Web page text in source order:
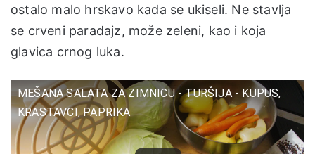
ostalo malo hrskavo kada se ukiseli. Ne stavlja
se crveni paradajz, može zeleni, kao i koja
glavica crnog luka.
MEŠANA SALATA ZA ZIMNICU - TURŠIJA - KUPUS,
KRASTAVCI, PAPRIKA